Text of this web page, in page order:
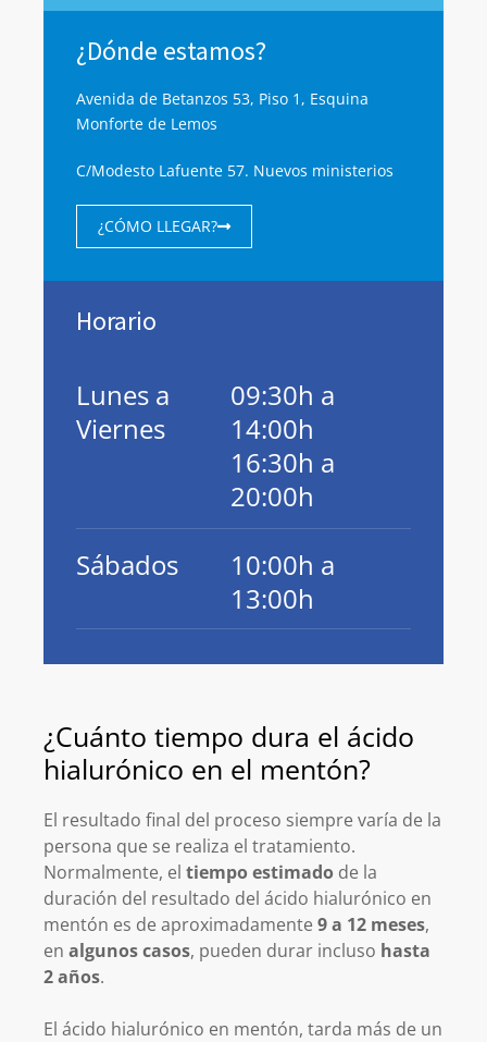
¿Dónde estamos?
Avenida de Betanzos 53, Piso 1, Esquina
Monforte de Lemos
C/Modesto Lafuente 57. Nuevos ministerios
¿CÓMO LLEGAR?
Horario
Lunes a
Viernes
09:30h a
14:00h
16:30h a
20:00h
Sábados
10:00h a
13:00h
¿Cuánto tiempo dura el ácido
hialurónico en el mentón?
El resultado final del proceso siempre varía de la
persona que se realiza el tratamiento.
Normalmente, el tiempo estimado de la
duración del resultado del ácido hialurónico en
mentón es de aproximadamente 9 a 12 meses,
en algunos casos, pueden durar incluso hasta
2 años.
El ácido hialurónico en mentón, tarda más de un